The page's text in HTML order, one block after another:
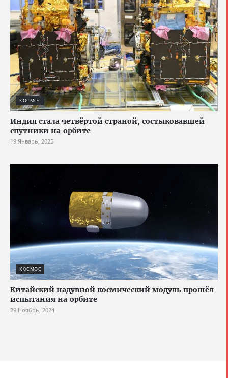
КОСМОС
Индия стала четвёртой страной, состыковавшей
спутники на орбите
19 Январь, 2025
КОСМОС
Китайский надувной космический модуль прошёл
испытания на орбите
29 Ноябрь, 2024